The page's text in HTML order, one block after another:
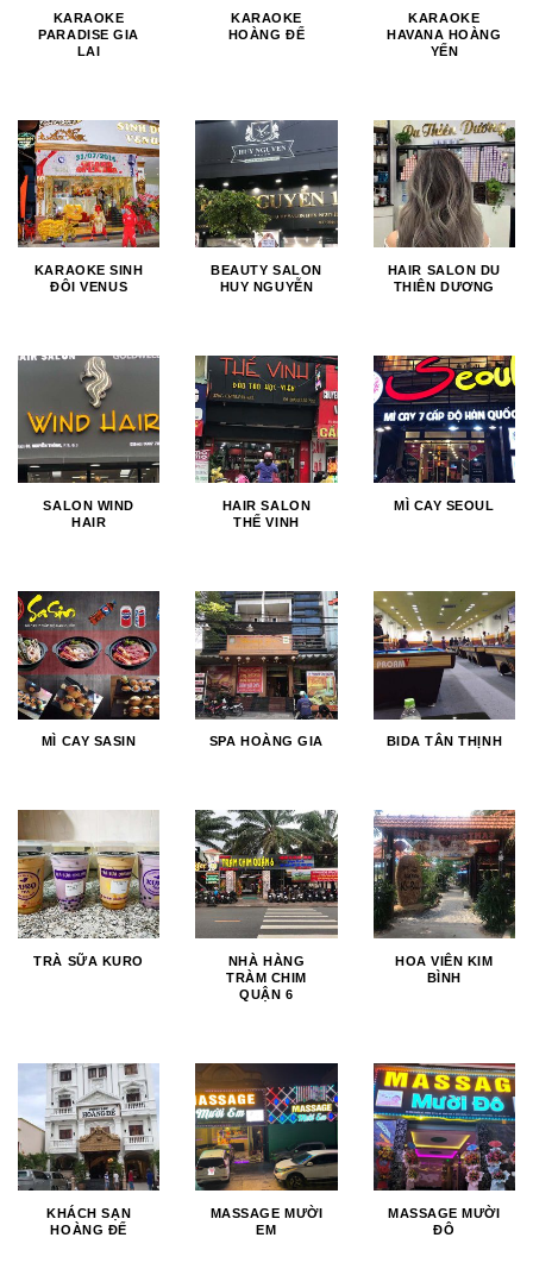
KARAOKE
PARADISE GIA
LAI
KARAOKE
HOÀNG ĐẾ
KARAOKE
HAVANA HOÀNG
YẾN
KARAOKE SINH
ĐÔI VENUS
BEAUTY SALON
HUY NGUYỄN
HAIR SALON DU
THIÊN DƯƠNG
SALON WIND
HAIR
HAIR SALON
THẾ VINH
MÌ CAY SEOUL
MÌ CAY SASIN SPA HOÀNG GIA BIDA TÂN THỊNH
TRÀ SỮA KURO
NHÀ HÀNG
TRÀM CHIM
QUẬN 6
HOA VIÊN KIM
BÌNH
KHÁCH SẠN
HOÀNG ĐẾ
MASSAGE MƯỜI
EM
MASSAGE MƯỜI
ĐÔ